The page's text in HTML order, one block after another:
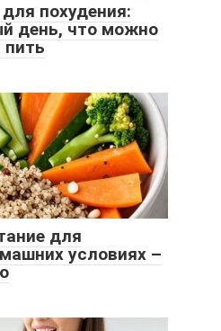
похудения:
день, что можно
пить
для
условиях –